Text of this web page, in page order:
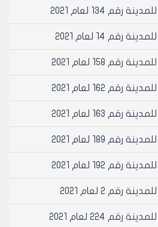
الاداري رقم 964 لعام 2001 والمتضمن اعتماد المخططات
حلب بدون مقابل
لمجلس مدينة
حلب
بسام بيروتي
134 لعام 2021
14 لعام 2021
158 لعام 2021
162 لعام 2021
163 لعام 2021
189 لعام 2021
192 لعام 2021
رقم 2 لعام 2021
224 لعام 2021